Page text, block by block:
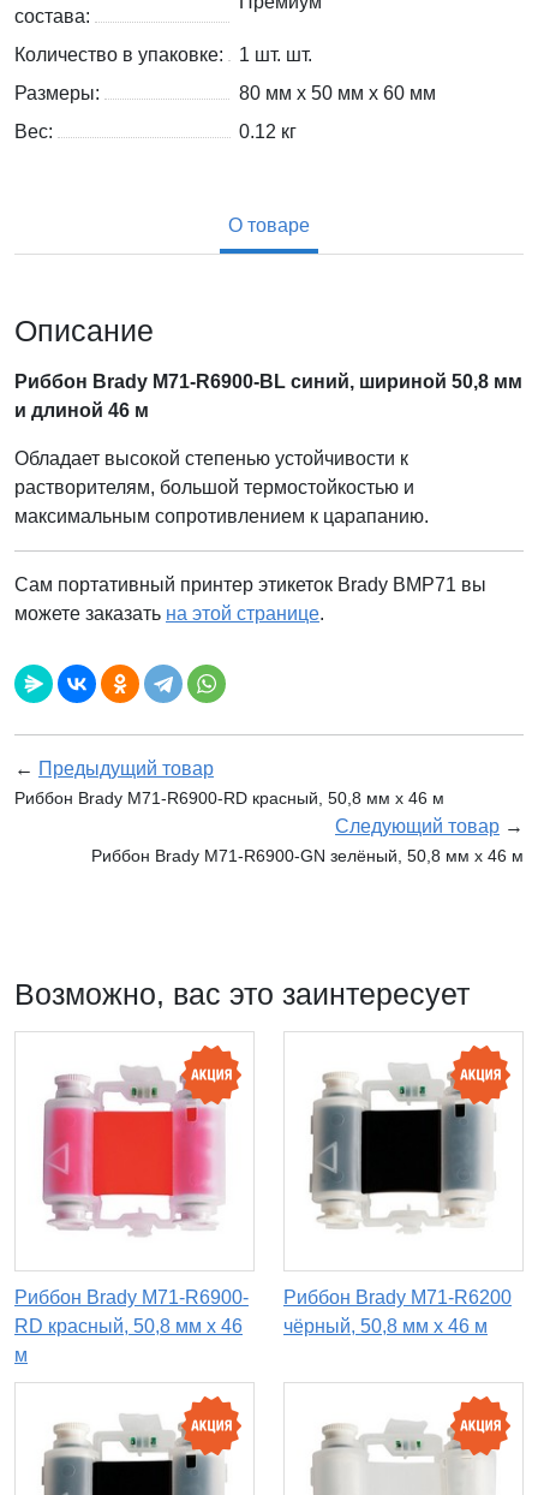
состава:
Количество в упаковке:
1 шт. шт.
Размеры:
80 мм x 50 мм x 60 мм
Вес:
0.12 кг
О товаре
Описание
Риббон Brady M71-R6900-BL синий, шириной 50,8 мм
и длиной 46 м
Обладает высокой степенью устойчивости к
растворителям, большой термостойкостью и
максимальным сопротивлением к царапанию.
Сам портативный принтер этикеток Brady BMP71 вы
можете заказать на этой странице.
← Предыдущий товар
Риббон Brady M71-R6900-RD красный, 50,8 мм х 46 м
Следующий товар →
Риббон Brady M71-R6900-GN зелёный, 50,8 мм х 46 м
Возможно, вас это заинтересует
Риббон Brady M71-R6900-
RD красный, 50,8 мм х 46
м
Риббон Brady M71-R6200
чёрный, 50,8 мм х 46 м